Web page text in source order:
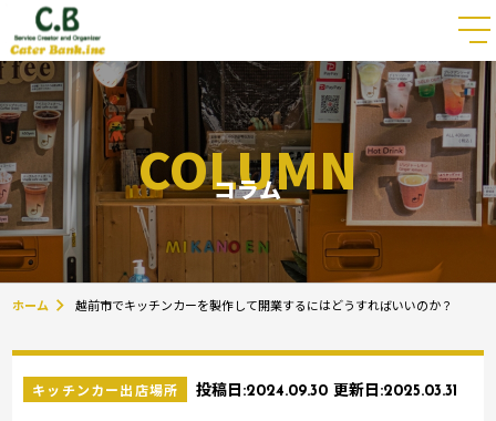
COLUMN
コラム
ホーム 越前市でキッチンカーを製作して開業するにはどうすればいいのか？
キッチンカー出店場所 投稿日:2024.09.30 更新日:2025.03.31